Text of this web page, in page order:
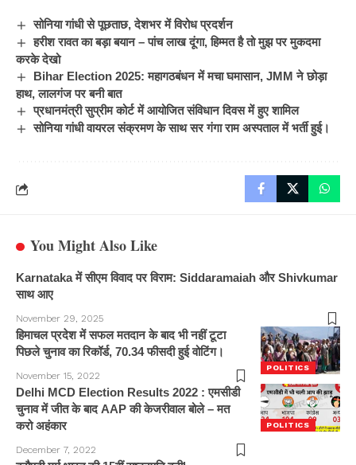
सोनिया गांधी से पूछताछ, देशभर में विरोध प्रदर्शन
हरीश रावत का बड़ा बयान – पांच लाख दूंगा, हिम्मत है तो मुझ पर मुकदमा
करके देखो
Bihar Election 2025: महागठबंधन में मचा घमासान, JMM ने छोड़ा
हाथ, लालगंज पर बनी बात
प्रधानमंत्री सुप्रीम कोर्ट में आयोजित संविधान दिवस में हुए शामिल
सोनिया गांधी वायरल संक्रमण के साथ सर गंगा राम अस्पताल में भर्ती हुई।
You Might Also Like
Karnataka में सीएम विवाद पर विराम: Siddaramaiah और Shivkumar
साथ आए
November 29, 2025
POLITICS
हिमाचल प्रदेश में सफल मतदान के बाद भी नहीं टूटा
पिछले चुनाव का रिकॉर्ड, 70.34 फीसदी हुई वोटिंग।
November 15, 2022
POLITICS
Delhi MCD Election Results 2022 : एमसीडी
चुनाव में जीत के बाद AAP की केजरीवाल बोले – मत
करो अहंकार
December 7, 2022